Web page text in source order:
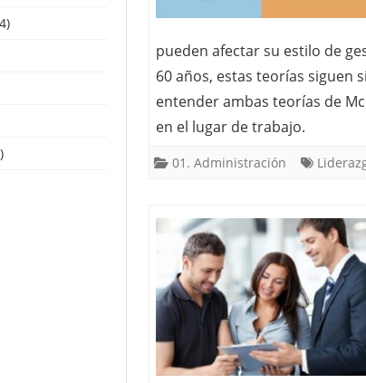
pueden afectar su estilo de
60 años, estas teorías siguen
entender ambas teorías de
en el lugar de trabajo.
01. Administración